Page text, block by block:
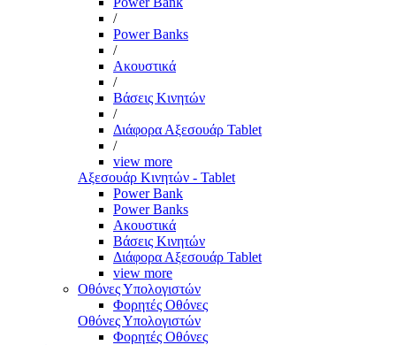
/
Power Banks
/
Ακουστικά
/
Βάσεις Κινητών
/
Διάφορα Αξεσουάρ Tablet
/
view more
Αξεσουάρ Κινητών - Tablet
Power Bank
Power Banks
Ακουστικά
Βάσεις Κινητών
Διάφορα Αξεσουάρ Tablet
view more
Οθόνες Υπολογιστών
Φορητές Οθόνες
Οθόνες Υπολογιστών
Φορητές Οθόνες